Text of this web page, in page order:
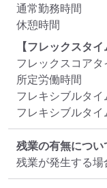
通常勤務時間
休憩時間
【フレックスタイ
フレックスコアタ
所定労働時間
フレキシブルタイ
フレキシブルタイ
残業の有無につい
残業が発生する場